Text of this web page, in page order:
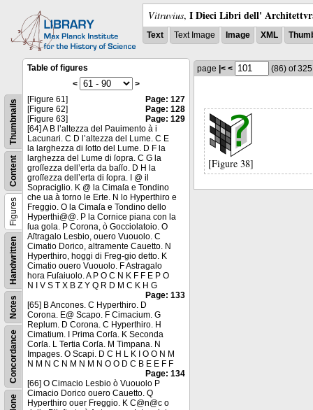
Vitruvius, I Dieci Libri dell'
Text Text Image Image XML
None
Concordance
Notes
Handwritten
Figures
Content
Thumbnails
Table of figures
<
>
[Figure 61]
Page: 127
[Figure 62]
Page: 128
[Figure 63]
Page: 129
[64] A B l’altezza del Pauimento à i
Lacunari. C D l’altezza del Lume. C E
la larghezza di ſotto del Lume. D F la
larghezza del Lume di ſopra. C G la
groſſezza dell’erta da baſſo. D H la
groſſezza dell’erta di ſopra. I @ il
Sopraciglio. K @ la Cimaſa e Tondino
che ua à torno le Erte. N lo Hyperthiro e
Freggio. O la Cimaſa e Tondino dello
Hyperthi@@. P la Cornice piana con la
ſua gola. P Corona, ò Gocciolatoio. O
Aſtragalo Lesbio, ouero Vuouolo. C
Cimatio Dorico, altramente Cauetto. N
Hyperthiro, hoggi di Freg-gio detto. K
Cimatio ouero Vuouolo. F Astragalo
hora Fuſaiuolo. A P O C N K F F E P O
N I V S T X B Z Y Q R D M C K H G
Page: 133
[65] B Ancones. C Hyperthiro. D
Corona. E@ Scapo. F Cimacium. G
Replum. D Corona. C Hyperthiro. H
Cimatium. I Prima Corſa. K Seconda
Corſa. L Tertia Corſa. M Timpana. N
Impages. O Scapi. D C H L K I O O N M
N M N C N M N M N O O D C B E E F F
Page: 134
[66] O Cimacio Lesbio ò Vuouolo P
Cimacio Dorico ouero Cauetto. Q
Hyperthiro ouer Freggio. K C@n@c o
page |< < (86) of
[Figure 38]